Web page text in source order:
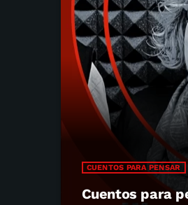
CUENTOS PARA PENSAR
Cuentos para